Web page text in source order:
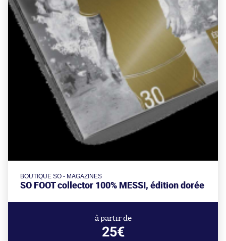
BOUTIQUE SO - MAGAZINES
SO FOOT collector 100% MESSI, édition dorée
à partir de
25€